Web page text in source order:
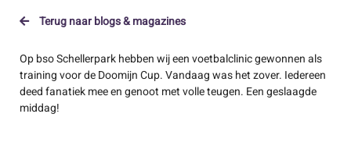
Terug naar blogs & magazines
Op bso Schellerpark hebben wij een voetbalclinic gewonnen als
training voor de Doomijn Cup. Vandaag was het zover. Iedereen
deed fanatiek mee en genoot met volle teugen. Een geslaagde
middag!